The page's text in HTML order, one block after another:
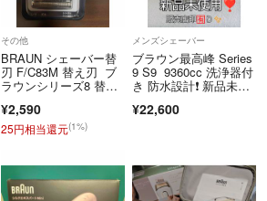
その他
BRAUN シェーバー替
刃 F/C83M 替え刃 ブ
ラウンシリーズ8 替え
¥2,590
25円相当還元(1%)
メンズシェーバー
ブラウン最高峰 Series
9 S9 9360cc 洗浄器付
き 防水設計❗ 新品未使
¥22,600